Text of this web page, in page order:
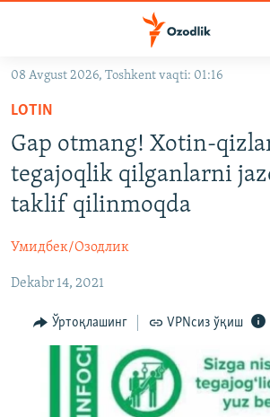
Асосий
навигацияга
ўтинг
Қидиришга
ўтинг
OZODARXIV
На русском
ИЖТИМОИЙ ТАРМОҚЛАР
Озодлик бошқа тилларда
08 Avgust 2026, Toshkent vaqti: 01:16
LOTIN
Gap otmang! Xotin-
tegajoqlik qilganlarni
taklif qilinmoqda
Умидбек/Озодлик
Dekabr 14, 2021
Ўртоқлашинг VPNсиз ўқиш